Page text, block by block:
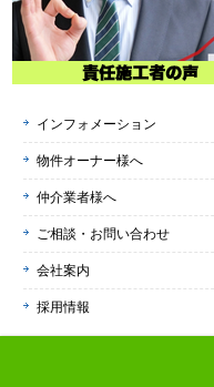
インフォメーション
物件オーナー様へ
仲介業者様へ
ご相談・お問い合わせ
会社案内
採用情報